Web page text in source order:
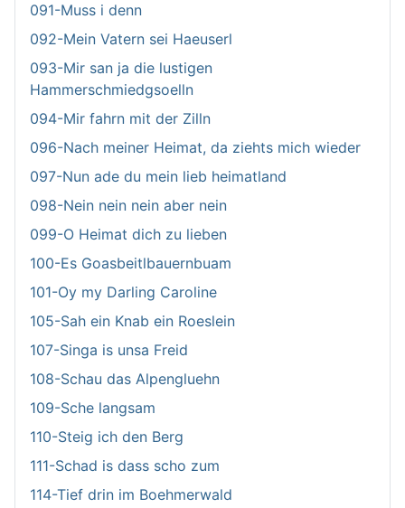
091-Muss i denn
092-Mein Vatern sei Haeuserl
093-Mir san ja die lustigen
Hammerschmiedgsoelln
094-Mir fahrn mit der Zilln
096-Nach meiner Heimat, da ziehts mich wieder
097-Nun ade du mein lieb heimatland
098-Nein nein nein aber nein
099-O Heimat dich zu lieben
100-Es Goasbeitlbauernbuam
101-Oy my Darling Caroline
105-Sah ein Knab ein Roeslein
107-Singa is unsa Freid
108-Schau das Alpengluehn
109-Sche langsam
110-Steig ich den Berg
111-Schad is dass scho zum
114-Tief drin im Boehmerwald